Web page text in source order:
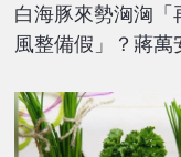
白海豚來勢洶洶「
風整備假」？蔣萬